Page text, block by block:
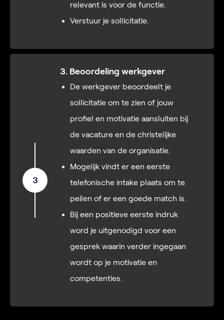
relevant is voor de functie.
Verstuur je sollicitatie.
3
3. Beoordeling werkgever
De werkgever beoordeelt je
sollicitatie om te zien of jouw
profiel en motivatie aansluiten bij
de vacature en de christelijke
waarden van de organisatie.
Mogelijk vindt er een eerste
telefonische intake plaats om te
peilen of er een goede match is.
Bij een positieve eerste indruk
word je uitgenodigd voor een
gesprek waarin verder ingegaan
wordt op je motivatie en
competenties.